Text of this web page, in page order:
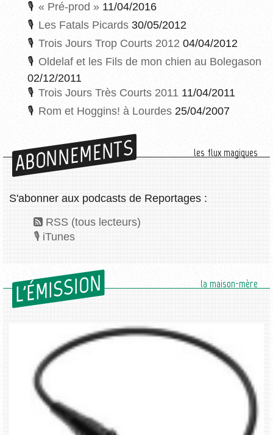
« Pré-prod » 11/04/2016
Les Fatals Picards 30/05/2012
Trois Jours Trop Courts 2012 04/04/2012
Oldelaf et les Fils de mon chien au Bolegason
02/12/2011
Trois Jours Très Courts 2011 11/04/2011
Rom et Hoggins! à Lourdes 25/04/2007
ABONNEMENTS les flux magiques
S'abonner aux podcasts de Reportages :
RSS (tous lecteurs)
iTunes
L'ÉMISSION la maison-mère